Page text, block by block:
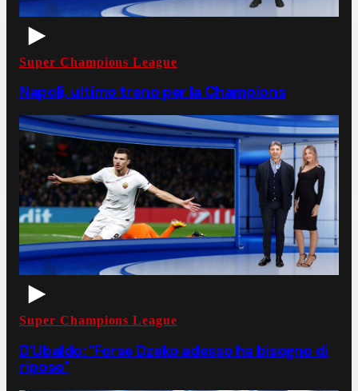
Super Champions League
Napoli, ultimo treno per la Champions
Super Champions League
D'Ubaldo: "Forse Dzeko adesso ha bisogno di
riposo"